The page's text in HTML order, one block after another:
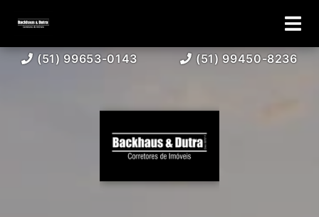
(51) 99653-0143 (51) 99450-8236